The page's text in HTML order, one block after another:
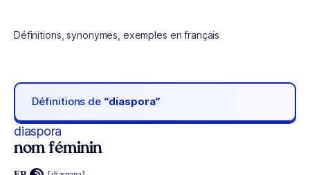
Définitions, synonymes, exemples en français
Définitions de “diaspora“
diaspora
nom féminin